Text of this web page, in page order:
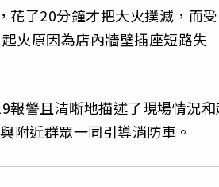
花了20分鐘才把大火撲滅，而受
火原因為店內牆壁插座短路失
報警且清晰地描述了現場情況
附近群眾一同引導消防車。